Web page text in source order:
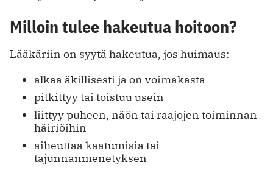
Milloin tulee hakeutua hoitoon?
Lääkäriin on syytä hakeutua, jos huimaus:
alkaa äkillisesti ja on voimakasta
pitkittyy tai toistuu usein
liittyy puheen, näön tai raajojen toiminnan
häiriöihin
aiheuttaa kaatumisia tai
tajunnanmenetyksen